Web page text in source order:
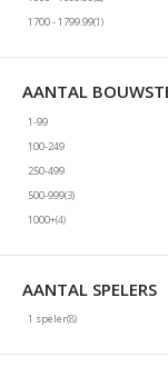
Niet geselecteerd: 1000 -
1700 - 1799.99
Niet geselecteerd: 1700 -
1product
AANTAL
1-99
Niet geselecteerd: 1-99
100-249
Niet geselecteerd: 100-249
250-499
Niet geselecteerd: 250-499
500-999
Niet geselecteerd: 500-999
3producten
1000+
Niet geselecteerd: 1000+
4producten
AANTAL SPELERS
1 speler
Niet geselecteerd: 1 speler
8producten